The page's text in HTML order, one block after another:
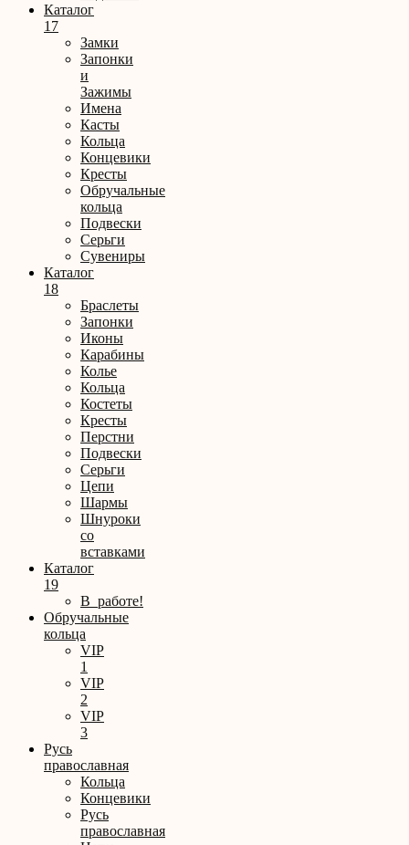
Каталог
17
Замки
Запонки
и
Зажимы
Имена
Касты
Кольца
Концевики
Кресты
Обручальные
кольца
Подвески
Серьги
Сувениры
Каталог
18
Браслеты
Запонки
Иконы
Карабины
Колье
Кольца
Костеты
Кресты
Перстни
Подвески
Серьги
Цепи
Шармы
Шнуроки
со
вставками
Каталог
19
В_работе!
Обручальные
кольца
VIP
1
VIP
2
VIP
3
Русь
православная
Кольца
Концевики
Русь
православная